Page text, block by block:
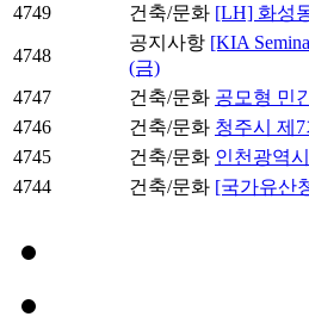
4749
건축/문화 [LH] 화성
4748
공지사항 [KIA
(금)
4747
건축/문화 공모형 민
4746
건축/문화 청주시 제
4745
건축/문화 인천광역
4744
건축/문화 [국가유산